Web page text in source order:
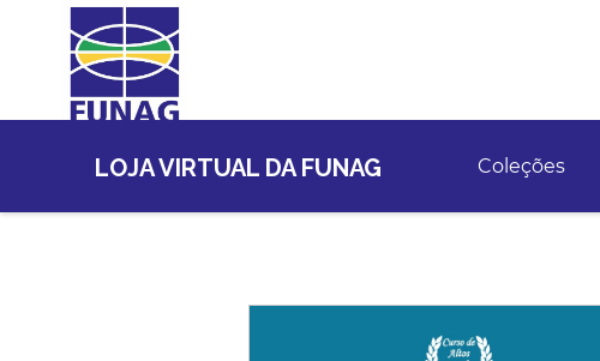
LOJA VIRTUAL DA FUNAG Coleções